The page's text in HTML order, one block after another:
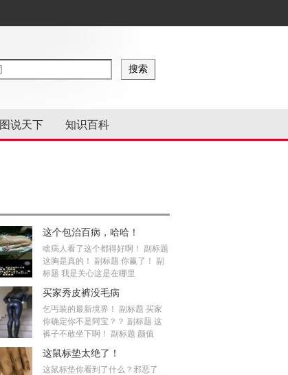
图说天下 知识百科
这个包治百病，哈哈！
啥病人看了这个都得好啊！ 副标题
这胸是真的！ 副标题 你赢了！ 副
标题 我是关心这是在哪里
买家秀皮裤没毛病
乞丐装的最新境界！ 副标题 买家
你确定你不是阿宝？？ 副标题 这
裤子不敢坐下啊！ 副标题 颜值
这鼠标垫太绝了！
这鼠标垫你看到了什么？邪恶了